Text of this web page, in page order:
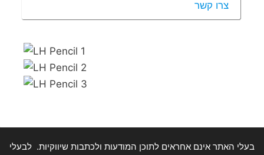
צרו קשר
בעלי האתר אינם אחראים לתוכן המודעות ולכתבות שיווקיות. לבעלי